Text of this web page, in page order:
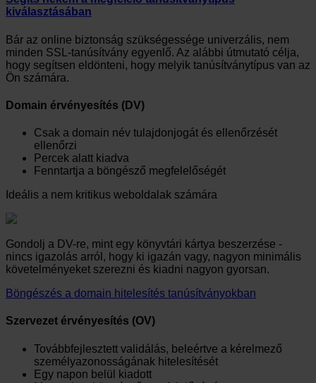
kiválasztásában
Bár az online biztonság szükségessége univerzális, nem
minden SSL-tanúsítvány egyenlő. Az alábbi útmutató célja,
hogy segítsen eldönteni, hogy melyik tanúsítványtípus van az
Ön számára.
Domain érvényesítés (DV)
Csak a domain név tulajdonjogát és ellenőrzését
ellenőrzi
Percek alatt kiadva
Fenntartja a böngésző megfelelőségét
Ideális a nem kritikus weboldalak számára
Gondolj a DV-re, mint egy könyvtári kártya beszerzése -
nincs igazolás arról, hogy ki igazán vagy, nagyon minimális
követelményeket szerezni és kiadni nagyon gyorsan.
Böngészés a domain hitelesítés tanúsítványokban
Szervezet érvényesítés (OV)
Továbbfejlesztett validálás, beleértve a kérelmező
személyazonosságának hitelesítését
Egy napon belül kiadott